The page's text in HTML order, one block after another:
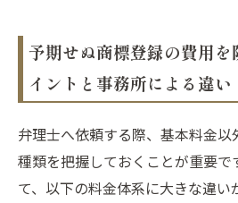
予期せぬ商標登録の費用を
イントと事務所による違い
弁理士へ依頼する際、基本料金
種類を把握しておくことが重要で
て、以下の料金体系に大きな違い